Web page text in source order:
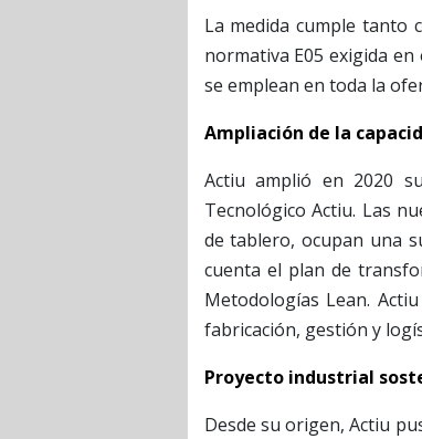
La medida cumple tanto
normativa E05 exigida
se emplean en toda la
Ampliación de la
Actiu amplió en 2020
Tecnológico Actiu. Las
de tablero, ocupan una
cuenta el plan de
Metodologías Lean.
fabricación, gestión y
Proyecto industrial
Desde su origen, Actiu